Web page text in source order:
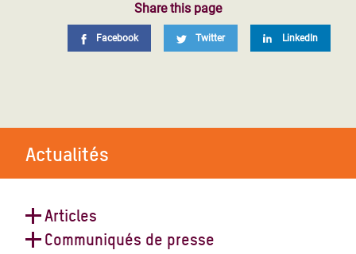
Share this page
Facebook Twitter LinkedIn
Actualités
Articles
Communiqués de presse